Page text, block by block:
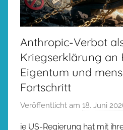
Anthropic-Verbot
Kriegserklärung an
Eigentum und
Fortschritt
Veröffentlicht am 18. Juni
ie US-Regierung hat mit